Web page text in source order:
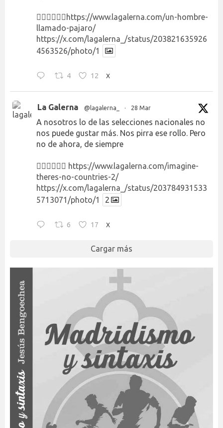
👉🏻👉🏻👉🏻 https://www.lagalerna.com/un-hombre-
llamado-pajaro/
https://x.com/lagalerna_/status/203821635926
4563526/photo/1
4 12 X
La Galerna @lagalerna_ · 28 Mar
A nosotros lo de las selecciones nacionales no
nos puede gustar más. Nos pirra ese rollo. Pero
no de ahora, de siempre
👉🏻👉🏻👉🏻 https://www.lagalerna.com/imagine-
theres-no-countries-2/
https://x.com/lagalerna_/status/203784931533
5713071/photo/1
2
6 17 X
Cargar más